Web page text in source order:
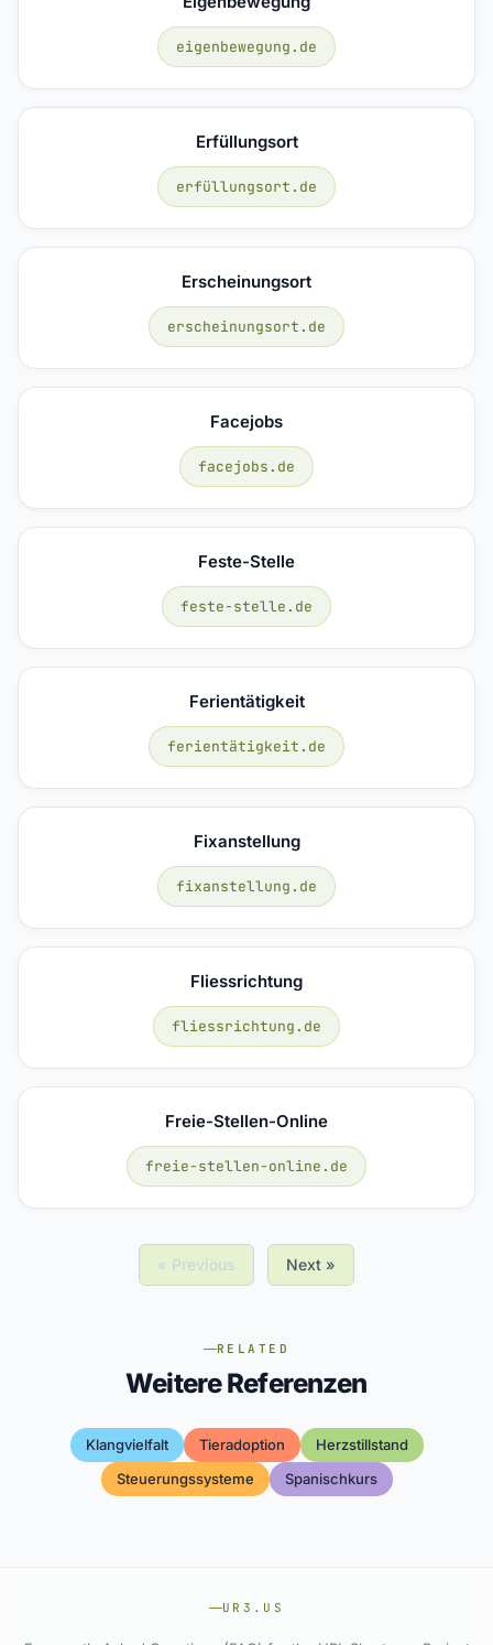
eigenbewegung.de
Erfüllungsort
erfüllungsort.de
Erscheinungsort
erscheinungsort.de
Facejobs
facejobs.de
Feste-Stelle
feste-stelle.de
Ferientätigkeit
ferientätigkeit.de
Fixanstellung
fixanstellung.de
Fliessrichtung
fliessrichtung.de
Freie-Stellen-Online
freie-stellen-online.de
« Previous Next »
RELATED
Weitere Referenzen
Klangvielfalt Tieradoption
Herzstillstand
Steuerungssysteme
Spanischkurs
UR3.US